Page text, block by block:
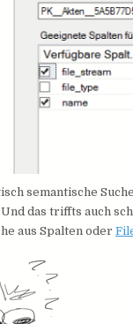
semantische
Und das triffts auch
aus Spalten oder